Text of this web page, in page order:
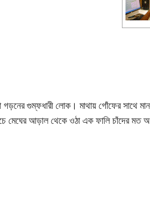
গড়নের গুম্ফধারী লোক। মাথায় গোঁফের সাথে
আড়াল থেকে ওঠা এক ফালি চাঁদের মত